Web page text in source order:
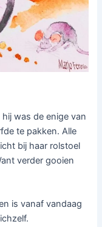
was de enige van
te pakken. Alle
bij haar rolstoel
verder gooien
is vanaf vandaag